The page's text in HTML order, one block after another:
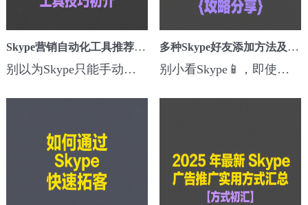
Skype营销自动化工具推荐与应用技巧
别以为Skype只能手动一个个发消息📱，其实现在市面上有不少Skype营销自动化工具，能帮你批量添加好友、群发消息、检测活跃用户，大幅提升拓客和客户维护效率📈。特别适合做外贸、代理、软件推广、游戏招商的朋友。常见的Skype营销自动化工具根据不同需求，可以选择这些类型👇：📤 批量群发软件：一键群发上百条私信，支...
多种Skype好友添加方法及高通过率策略
别小看Skype📱，即使在2025，很多欧美、中东、东南亚客户依然活跃在这个平台。尤其是做外贸、软件服务、游戏代理的朋友，学会高效添加Skype好友，能帮你迅速建立私域关系，拓展潜在客户资源💡。常用的Skype好友添加方法不同场景用不同添加方式，效率和通过率也不同：🔍 通过Skype ID添加：已知客户Skype号，直接搜...